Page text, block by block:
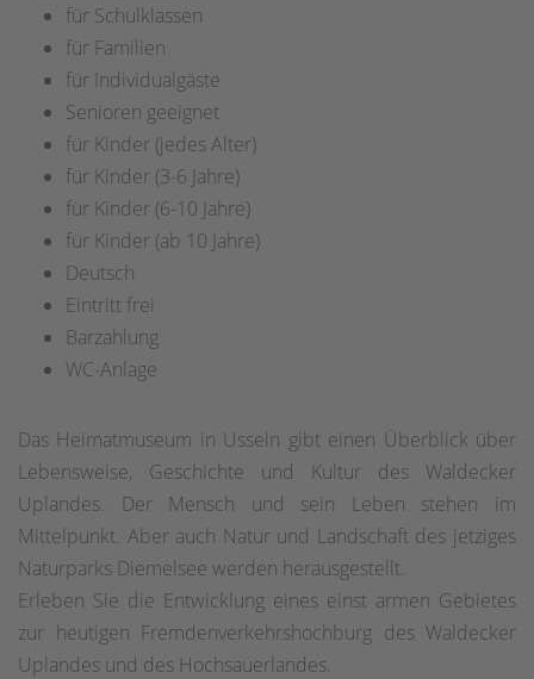
für Schulklassen
für Familien
für Individualgäste
Senioren geeignet
für Kinder (jedes Alter)
für Kinder (3-6 Jahre)
für Kinder (6-10 Jahre)
für Kinder (ab 10 Jahre)
Deutsch
Eintritt frei
Barzahlung
WC-Anlage
Das Heimatmuseum in Usseln gibt einen Überblick über
Lebensweise, Geschichte und Kultur des Waldecker
Uplandes. Der Mensch und sein Leben stehen im
Mittelpunkt. Aber auch Natur und Landschaft des jetziges
Naturparks Diemelsee werden herausgestellt.
Erleben Sie die Entwicklung eines einst armen Gebietes
zur heutigen Fremdenverkehrshochburg des Waldecker
Uplandes und des Hochsauerlandes.